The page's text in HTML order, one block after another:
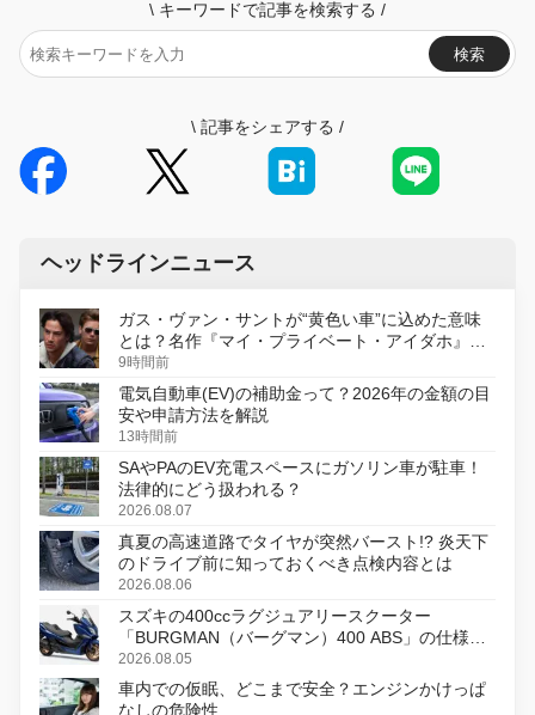
\ キーワードで記事を検索する /
検索
\ 記事をシェアする /
ヘッドラインニュース
ガス・ヴァン・サントが“黄色い車”に込めた意味
とは？名作『マイ・プライベート・アイダホ』が
初のデジタルリマスター版で復活
9時間前
電気自動車(EV)の補助金って？2026年の金額の目
安や申請方法を解説
13時間前
SAやPAのEV充電スペースにガソリン車が駐車！
法律的にどう扱われる？
2026.08.07
真夏の高速道路でタイヤが突然バースト!? 炎天下
のドライブ前に知っておくべき点検内容とは
2026.08.06
スズキの400ccラグジュアリースクーター
「BURGMAN（バーグマン）400 ABS」の仕様を
変更し、8月18日に発売
2026.08.05
車内での仮眠、どこまで安全？エンジンかけっぱ
なしの危険性